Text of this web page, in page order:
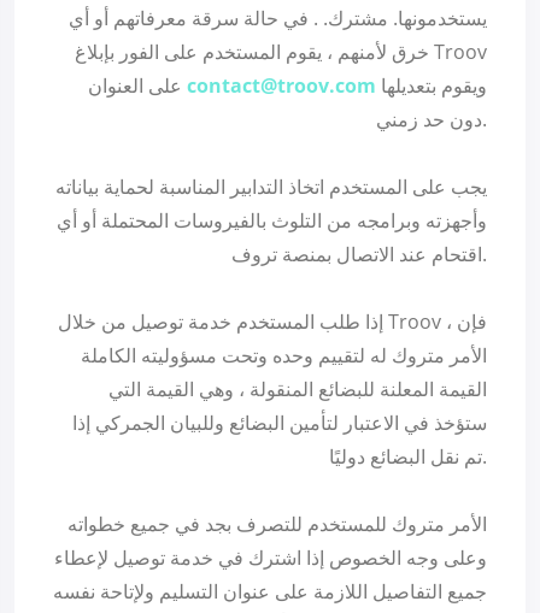
يستخدمونها. مشترك. . في حالة سرقة معرفاتهم أو أي
خرق لأمنهم ، يقوم المستخدم على الفور بإبلاغ Troov
contact@troov.com
دون حد زمني.
يجب على المستخدم اتخاذ التدابير المناسبة لحماية بياناته
وأجهزته وبرامجه من التلوث بالفيروسات المحتملة أو أي
اقتحام عند الاتصال بمنصة تروف.
إذا طلب المستخدم خدمة توصيل من خلال Troov ، فإن
الأمر متروك له لتقييم وحده وتحت مسؤوليته الكاملة
القيمة المعلنة للبضائع المنقولة ، وهي القيمة التي
ستؤخذ في الاعتبار لتأمين البضائع وللبيان الجمركي إذا
تم نقل البضائع دوليًا.
الأمر متروك للمستخدم للتصرف بجد في جميع خطواته
وعلى وجه الخصوص إذا اشترك في خدمة توصيل لإعطاء
جميع التفاصيل اللازمة على عنوان التسليم ولإتاحة نفسه